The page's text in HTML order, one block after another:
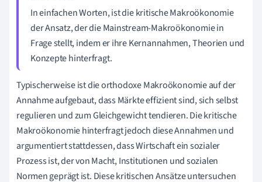
In einfachen Worten, ist die kritische Makroökonomie
der Ansatz, der die Mainstream-Makroökonomie in
Frage stellt, indem er ihre Kernannahmen, Theorien und
Konzepte hinterfragt.
Typischerweise ist die orthodoxe Makroökonomie auf der
Annahme aufgebaut, dass Märkte effizient sind, sich selbst
regulieren und zum Gleichgewicht tendieren. Die kritische
Makroökonomie hinterfragt jedoch diese Annahmen und
argumentiert stattdessen, dass Wirtschaft ein sozialer
Prozess ist, der von Macht, Institutionen und sozialen
Normen geprägt ist. Diese kritischen Ansätze untersuchen